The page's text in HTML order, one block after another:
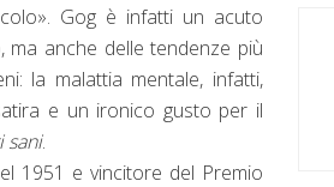
Gog è infatti un acuto
anche delle tendenze più
la malattia mentale, infatti,
e un ironico gusto per il
sani.
1951 e vincitore del Premio